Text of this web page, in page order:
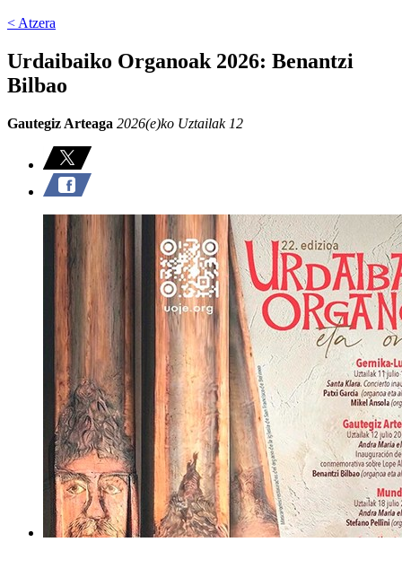
< Atzera
Urdaibaiko Organoak 2026: Benantzi
Bilbao
Gautegiz Arteaga 2026(e)ko Uztailak 12